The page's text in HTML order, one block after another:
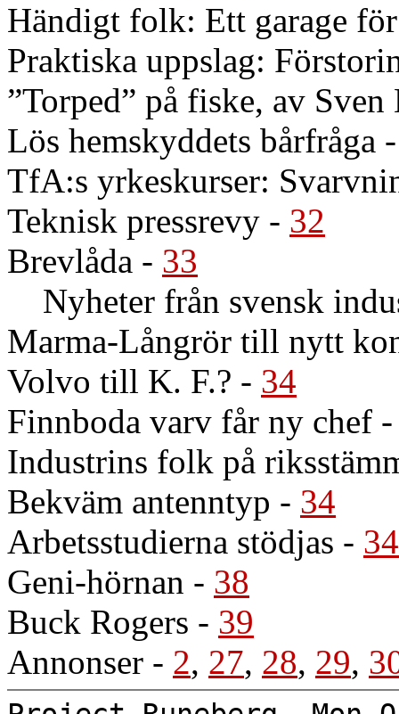
Händigt folk: Ett garage
Praktiska uppslag:
”Torped” på fiske, av Sven
Lös hemskyddets bårfråga
TfA:s yrkeskurser:
Teknisk pressrevy - 32
Brevlåda - 33
Nyheter från svensk
Marma-Långrör till nytt
Volvo till K. F.? - 34
Finnboda varv får ny chef
Industrins folk på
Bekväm antenntyp - 34
Arbetsstudierna stödjas - 34
Geni-hörnan - 38
Buck Rogers - 39
Annonser - 2, 27, 28, 29,